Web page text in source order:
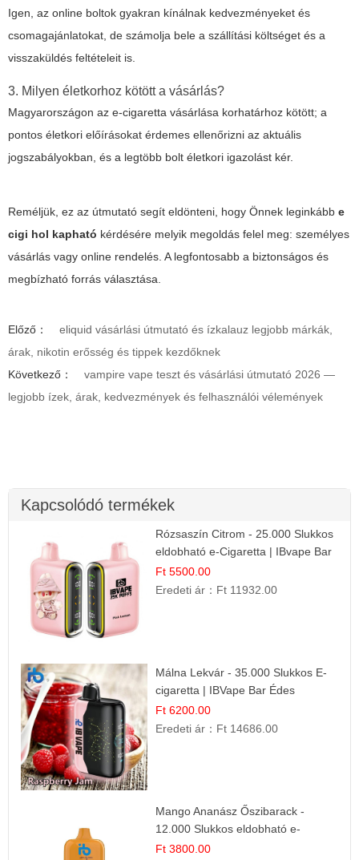
Igen, az online boltok gyakran kínálnak kedvezményeket és
csomagajánlatokat, de számolja bele a szállítási költséget és a
visszaküldés feltételeit is.
3. Milyen életkorhoz kötött a vásárlás?
Magyarországon az e-cigaretta vásárlása korhatárhoz kötött; a
pontos életkori előírásokat érdemes ellenőrizni az aktuális
jogszabályokban, és a legtöbb bolt életkori igazolást kér.
Reméljük, ez az útmutató segít eldönteni, hogy Önnek leginkább e
cigi hol kapható kérdésére melyik megoldás felel meg: személyes
vásárlás vagy online rendelés. A legfontosabb a biztonságos és
megbízható forrás választása.
Előző：
eliquid vásárlási útmutató és ízkalauz legjobb márkák,
árak, nikotin erősség és tippek kezdőknek
Következő：
vampire vape teszt és vásárlási útmutató 2026 —
legjobb ízek, árak, kedvezmények és felhasználói vélemények
Kapcsolódó termékek
Rózsaszín Citrom - 25.000 Slukkos
eldobható e-Cigaretta | IBvape Bar
Ft 5500.00
Eredeti ár： Ft 11932.00
Málna Lekvár - 35.000 Slukkos E-
cigaretta | IBVape Bar Édes
Gyümölcs Íz
Ft 6200.00
Eredeti ár： Ft 14686.00
Mango Ananász Őszibarack -
12.000 Slukkos eldobható e-
Cigaretta
Ft 3800.00